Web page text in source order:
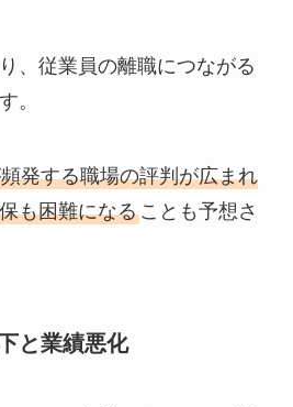
、従業員の離職につながる
。
発する職場の評判が広まれ
も困難になることも予想さ
と業績悪化